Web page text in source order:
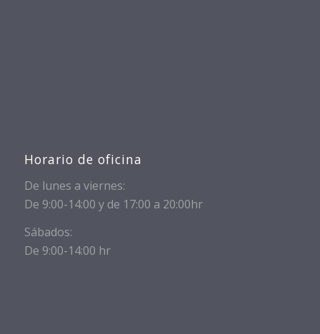
Horario de oficina
De lunes a viernes:
De 9:00-14:00 y de 17:00 a 20:00hr
Sábados:
De 9:00-14:00 hr